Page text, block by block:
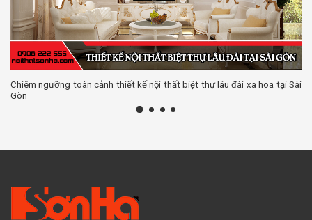
Chiêm ngưỡng toàn cảnh thiết kế nội thất biệt thự lâu đài xa hoa tại Sài
Gòn